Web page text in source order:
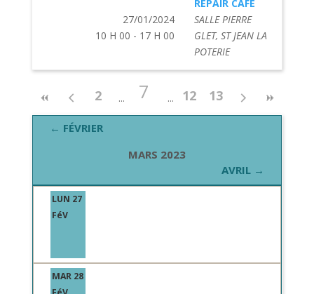
27/01/2024
10 H 00 - 17 H 00
REPAIR CAFÉ
SALLE PIERRE
GLET, ST JEAN LA
POTERIE
2 7 12 13
← FÉVRIER
MARS 2023
AVRIL →
LUN 27
FéV
MAR 28